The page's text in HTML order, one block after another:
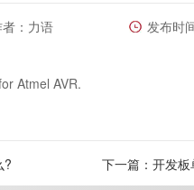
：力语 发布时
Atmel AVR.
?
下一篇：开发